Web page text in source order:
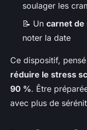
soulager les
📝 Un carnet de
noter la date
Ce dispositif,
réduire le stress
90 %. Être
avec plus de